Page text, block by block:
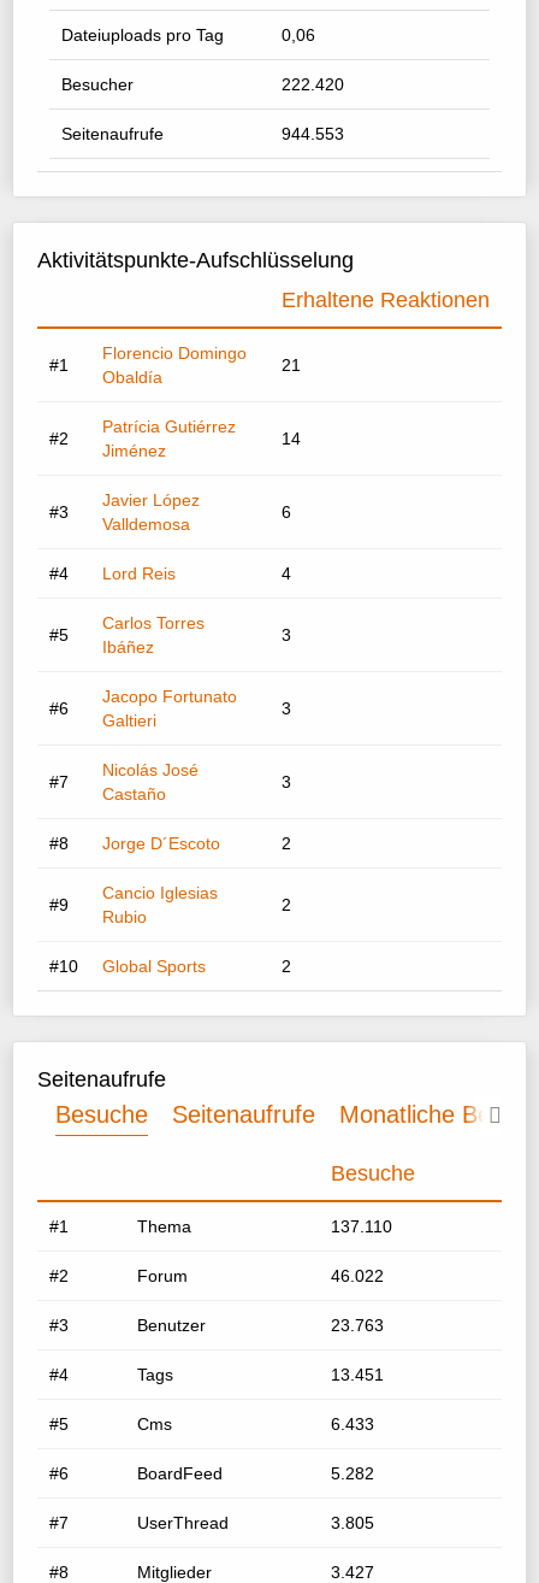
Dateiuploads pro Tag 0,06
Besucher 222.420
Seitenaufrufe 944.553
Aktivitätspunkte-Aufschlüsselung
Erhaltene Reaktionen
#1
Florencio Domingo
Obaldía
21
#2
Patrícia Gutiérrez
Jiménez
14
#3
Javier López
Valldemosa
6
#4 Lord Reis 4
#5
Carlos Torres
Ibáñez
3
#6
Jacopo Fortunato
Galtieri
3
#7
Nicolás José
Castaño
3
#8 Jorge D´Escoto 2
#9
Cancio Iglesias
Rubio
2
#10 Global Sports 2
Seitenaufrufe
Besuche Seitenaufrufe Monatliche
Besuche
#1 Thema 137.110
#2 Forum 46.022
#3 Benutzer 23.763
#4 Tags 13.451
#5 Cms 6.433
#6 BoardFeed 5.282
#7 UserThread 3.805
#8 Mitglieder 3.427